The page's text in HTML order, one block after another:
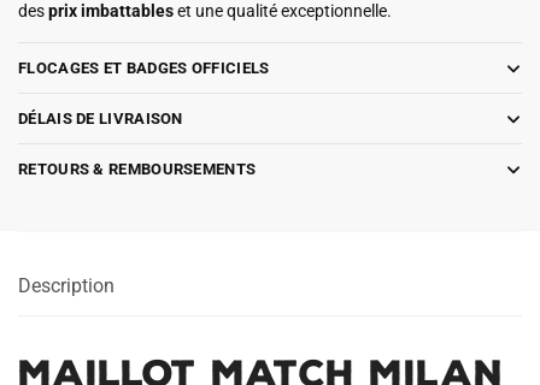
desprix imbattableset une qualité exceptionnelle.
FLOCAGES ET BADGES OFFICIELS
DÉLAIS DE LIVRAISON
RETOURS & REMBOURSEMENTS
Description
Maillot Match Milan